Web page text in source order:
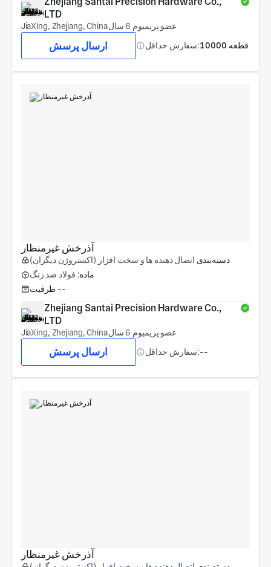
LTD
JiaXing, Zhejiang, China عضو پریمیوم 6 سال
ارسال پرسش سفارش حداقل: 10000 قطعه
آذرخش غیرمنظار
دسته‌بندی اتصال دهنده ها و سخت افزار (اکستروژن دیگران)
ماده: فولاد ضد زنگ
ظرفیت --
Zhejiang Santai Precision Hardware Co.,
LTD
JiaXing, Zhejiang, China عضو پریمیوم 6 سال
ارسال پرسش سفارش حداقل:--
آذرخش غیرمنظار